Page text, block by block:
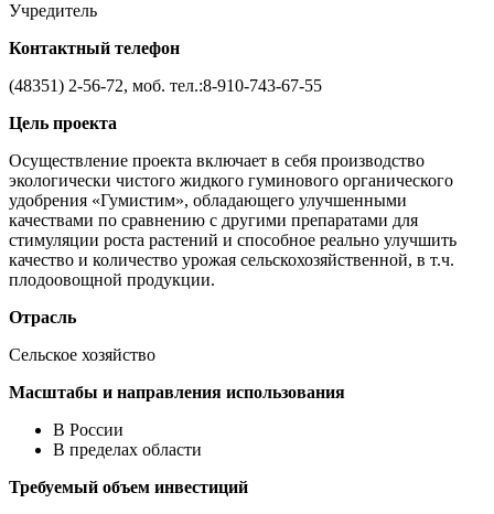
Учредитель
Контактный телефон
(48351) 2-56-72, моб. тел.:8-910-743-67-55
Цель проекта
Осуществление проекта включает в себя производство
экологически чистого жидкого гуминового органического
удобрения «Гумистим», обладающего улучшенными
качествами по сравнению с другими препаратами для
стимуляции роста растений и способное реально улучшить
качество и количество урожая сельскохозяйственной, в т.ч.
плодоовощной продукции.
Отрасль
Сельское хозяйство
Масштабы и направления использования
В России
В пределах области
Требуемый объем инвестиций